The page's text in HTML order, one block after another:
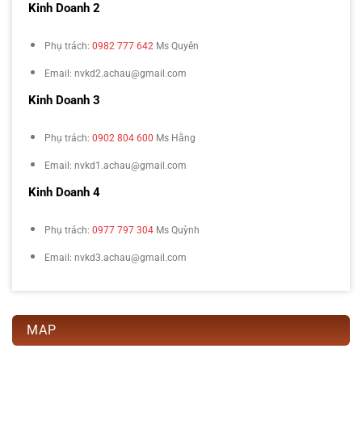
Kinh Doanh 2
Phụ trách: 0982 777 642 Ms Quyên
Email: nvkd2.achau@gmail.com
Kinh Doanh 3
Phụ trách: 0902 804 600 Ms Hằng
Email: nvkd1.achau@gmail.com
Kinh Doanh 4
Phụ trách: 0977 797 304 Ms Quỳnh
Email: nvkd3.achau@gmail.com
MAP